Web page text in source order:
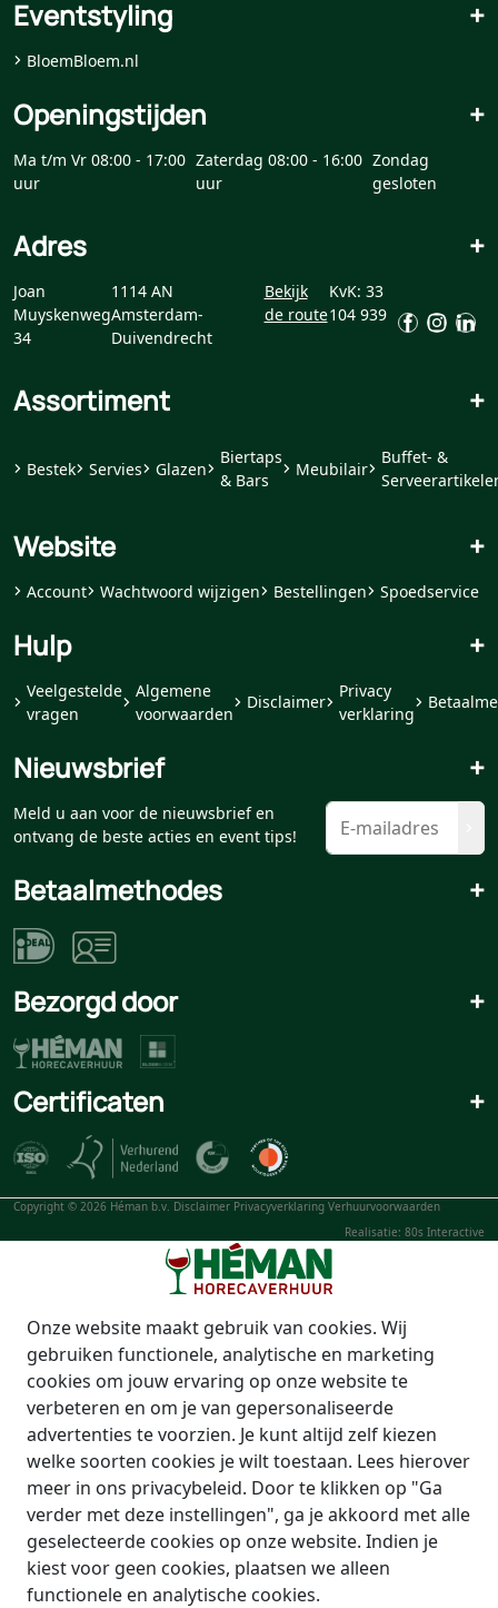
Eventstyling +
BloemBloem.nl
Openingstijden +
Ma t/m Vr 08:00 - 17:00
uur
Zaterdag 08:00 - 16:00
uur
Zondag
gesloten
Adres +
Joan
Muyskenweg
34
1114 AN
Amsterdam-
Duivendrecht
Bekijk
de route
KvK: 33
104 939
Assortiment +
Bestek Servies Glazen
Biertaps
& Bars
Meubilair
Buffet- &
Website +
Account Wachtwoord wijzigen Bestellingen Spoedservice
Hulp +
Veelgestelde
vragen
Algemene
voorwaarden
Disclaimer
Privacy
verklaring
Nieuwsbrief +
Meld u aan voor de nieuwsbrief en
ontvang de beste acties en event tips!
Betaalmethodes +
Bezorgd door +
Certificaten +
Copyright © 2026 Héman b.v. Disclaimer Privacyverklaring Verhuurvoorwaarden
Realisatie: 80s Interactive
Onze website maakt gebruik van cookies. Wij
gebruiken functionele, analytische en marketing
cookies om jouw ervaring op onze website te
verbeteren en om je van gepersonaliseerde
advertenties te voorzien. Je kunt altijd zelf kiezen
welke soorten cookies je wilt toestaan. Lees hierover
meer in ons privacybeleid. Door te klikken op "Ga
verder met deze instellingen", ga je akkoord met alle
geselecteerde cookies op onze website. Indien je
kiest voor geen cookies, plaatsen we alleen
functionele en analytische cookies.